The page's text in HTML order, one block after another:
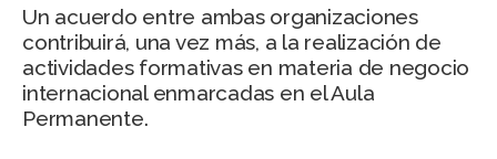
Un acuerdo entre ambas organizaciones
contribuirá, una vez más, a la realización de
actividades formativas en materia de negocio
internacional enmarcadas en el Aula
Permanente.